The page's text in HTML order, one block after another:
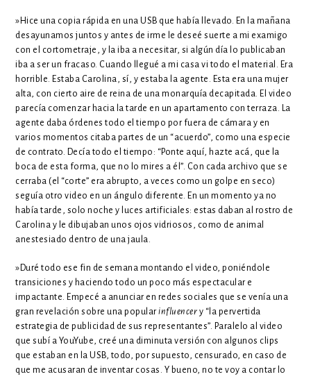
»Hice una copia rápida en una USB que había llevado. En la mañana
desayunamos juntos y antes de irme le deseé suerte a mi examigo
con el cortometraje, y la iba a necesitar, si algún día lo publicaban
iba a ser un fracaso. Cuando llegué a mi casa vi todo el material. Era
horrible. Estaba Carolina, sí, y estaba la agente. Esta era una mujer
alta, con cierto aire de reina de una monarquía decapitada. El video
parecía comenzar hacia la tarde en un apartamento con terraza. La
agente daba órdenes todo el tiempo por fuera de cámara y en
varios momentos citaba partes de un “acuerdo”, como una especie
de contrato. Decía todo el tiempo: “Ponte aquí, hazte acá, que la
boca de esta forma, que no lo mires a él”. Con cada archivo que se
cerraba (el “corte” era abrupto, a veces como un golpe en seco)
seguía otro video en un ángulo diferente. En un momento ya no
había tarde, solo noche y luces artificiales: estas daban al rostro de
Carolina y le dibujaban unos ojos vidriosos, como de animal
anestesiado dentro de una jaula.
»Duré todo ese fin de semana montando el video, poniéndole
transiciones y haciendo todo un poco más espectacular e
impactante. Empecé a anunciar en redes sociales que se venía una
gran revelación sobre una popularinfluencer y “la pervertida
estrategia de publicidad de sus representantes”. Paralelo al video
que subí a YouYube, creé una diminuta versión con algunos clips
que estaban en la USB, todo, por supuesto, censurado, en caso de
que me acusaran de inventar cosas. Y bueno, no te voy a contar lo